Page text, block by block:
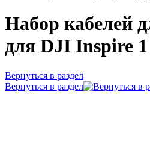
Набор кабелей
для DJI Inspire
Вернуться в раздел
Вернуться в раздел